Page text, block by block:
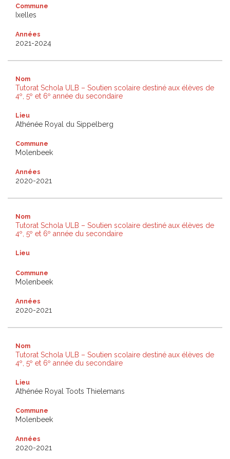
Commune
Ixelles
Années
2021-2024
Nom
Tutorat Schola ULB – Soutien scolaire destiné aux élèves de
4º, 5º et 6º année du secondaire
Lieu
Athénée Royal du Sippelberg
Commune
Molenbeek
Années
2020-2021
Nom
Tutorat Schola ULB – Soutien scolaire destiné aux élèves de
4º, 5º et 6º année du secondaire
Lieu
Commune
Molenbeek
Années
2020-2021
Nom
Tutorat Schola ULB – Soutien scolaire destiné aux élèves de
4º, 5º et 6º année du secondaire
Lieu
Athénée Royal Toots Thielemans
Commune
Molenbeek
Années
2020-2021